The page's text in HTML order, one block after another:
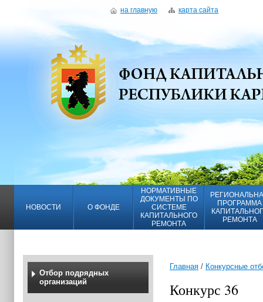
на главную карта сайта
НОВОСТИ О ФОНДЕ
НОРМАТИВНЫЕ
ДОКУМЕНТЫ ПО
СИСТЕМЕ
КАПИТАЛЬНОГО
РЕМОНТА
ПРОГРАММА
РЕМОНТА
Отбор подрядных
организаций
Главная / Конкурсные
Конкурс 36